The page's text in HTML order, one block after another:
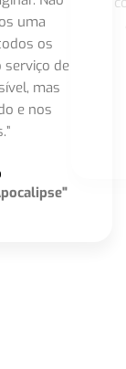
uma
os
de
mas
e nos